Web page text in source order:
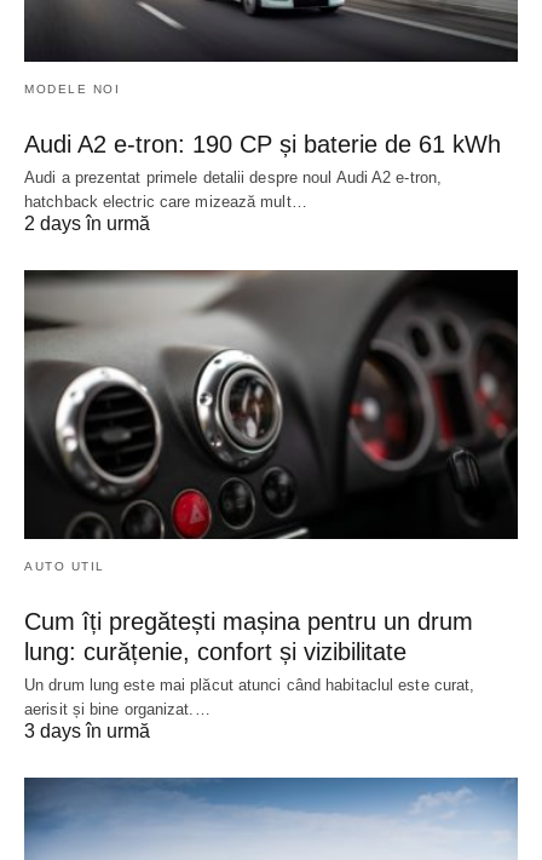
MODELE NOI
Audi A2 e-tron: 190 CP și baterie de 61 kWh
Audi a prezentat primele detalii despre noul Audi A2 e-tron,
hatchback electric care mizează mult…
2 days în urmă
AUTO UTIL
Cum îți pregătești mașina pentru un drum
lung: curățenie, confort și vizibilitate
Un drum lung este mai plăcut atunci când habitaclul este curat,
aerisit și bine organizat.…
3 days în urmă